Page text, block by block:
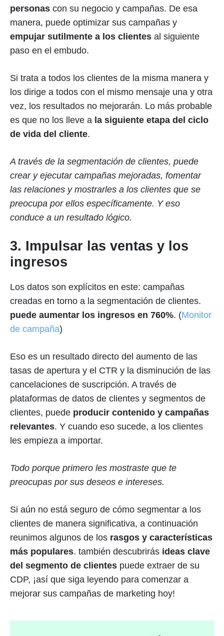
personas con su negocio y campañas. De esa
manera, puede optimizar sus campañas y
empujar sutilmente a los clientes al siguiente
paso en el embudo.
Si trata a todos los clientes de la misma manera y
los dirige a todos con el mismo mensaje una y otra
vez, los resultados no mejorarán. Lo más probable
es que no los lleve a la siguiente etapa del ciclo
de vida del cliente.
A través de la segmentación de clientes, puede
crear y ejecutar campañas mejoradas, fomentar
las relaciones y mostrarles a los clientes que se
preocupa por ellos específicamente. Y eso
conduce a un resultado lógico.
3. Impulsar las ventas y los
ingresos
Los datos son explícitos en este: campañas
creadas en torno a la segmentación de clientes.
puede aumentar los ingresos en 760%. (Monitor
de campaña)
Eso es un resultado directo del aumento de las
tasas de apertura y el CTR y la disminución de las
cancelaciones de suscripción. A través de
plataformas de datos de clientes y segmentos de
clientes, puede producir contenido y campañas
relevantes. Y cuando eso sucede, a los clientes
les empieza a importar.
Todo porque primero les mostraste que te
preocupas por sus deseos e intereses.
Si aún no está seguro de cómo segmentar a los
clientes de manera significativa, a continuación
reunimos algunos de los rasgos y características
más populares. también descubrirás ideas clave
del segmento de clientes puede extraer de su
CDP, ¡así que siga leyendo para comenzar a
mejorar sus campañas de marketing hoy!